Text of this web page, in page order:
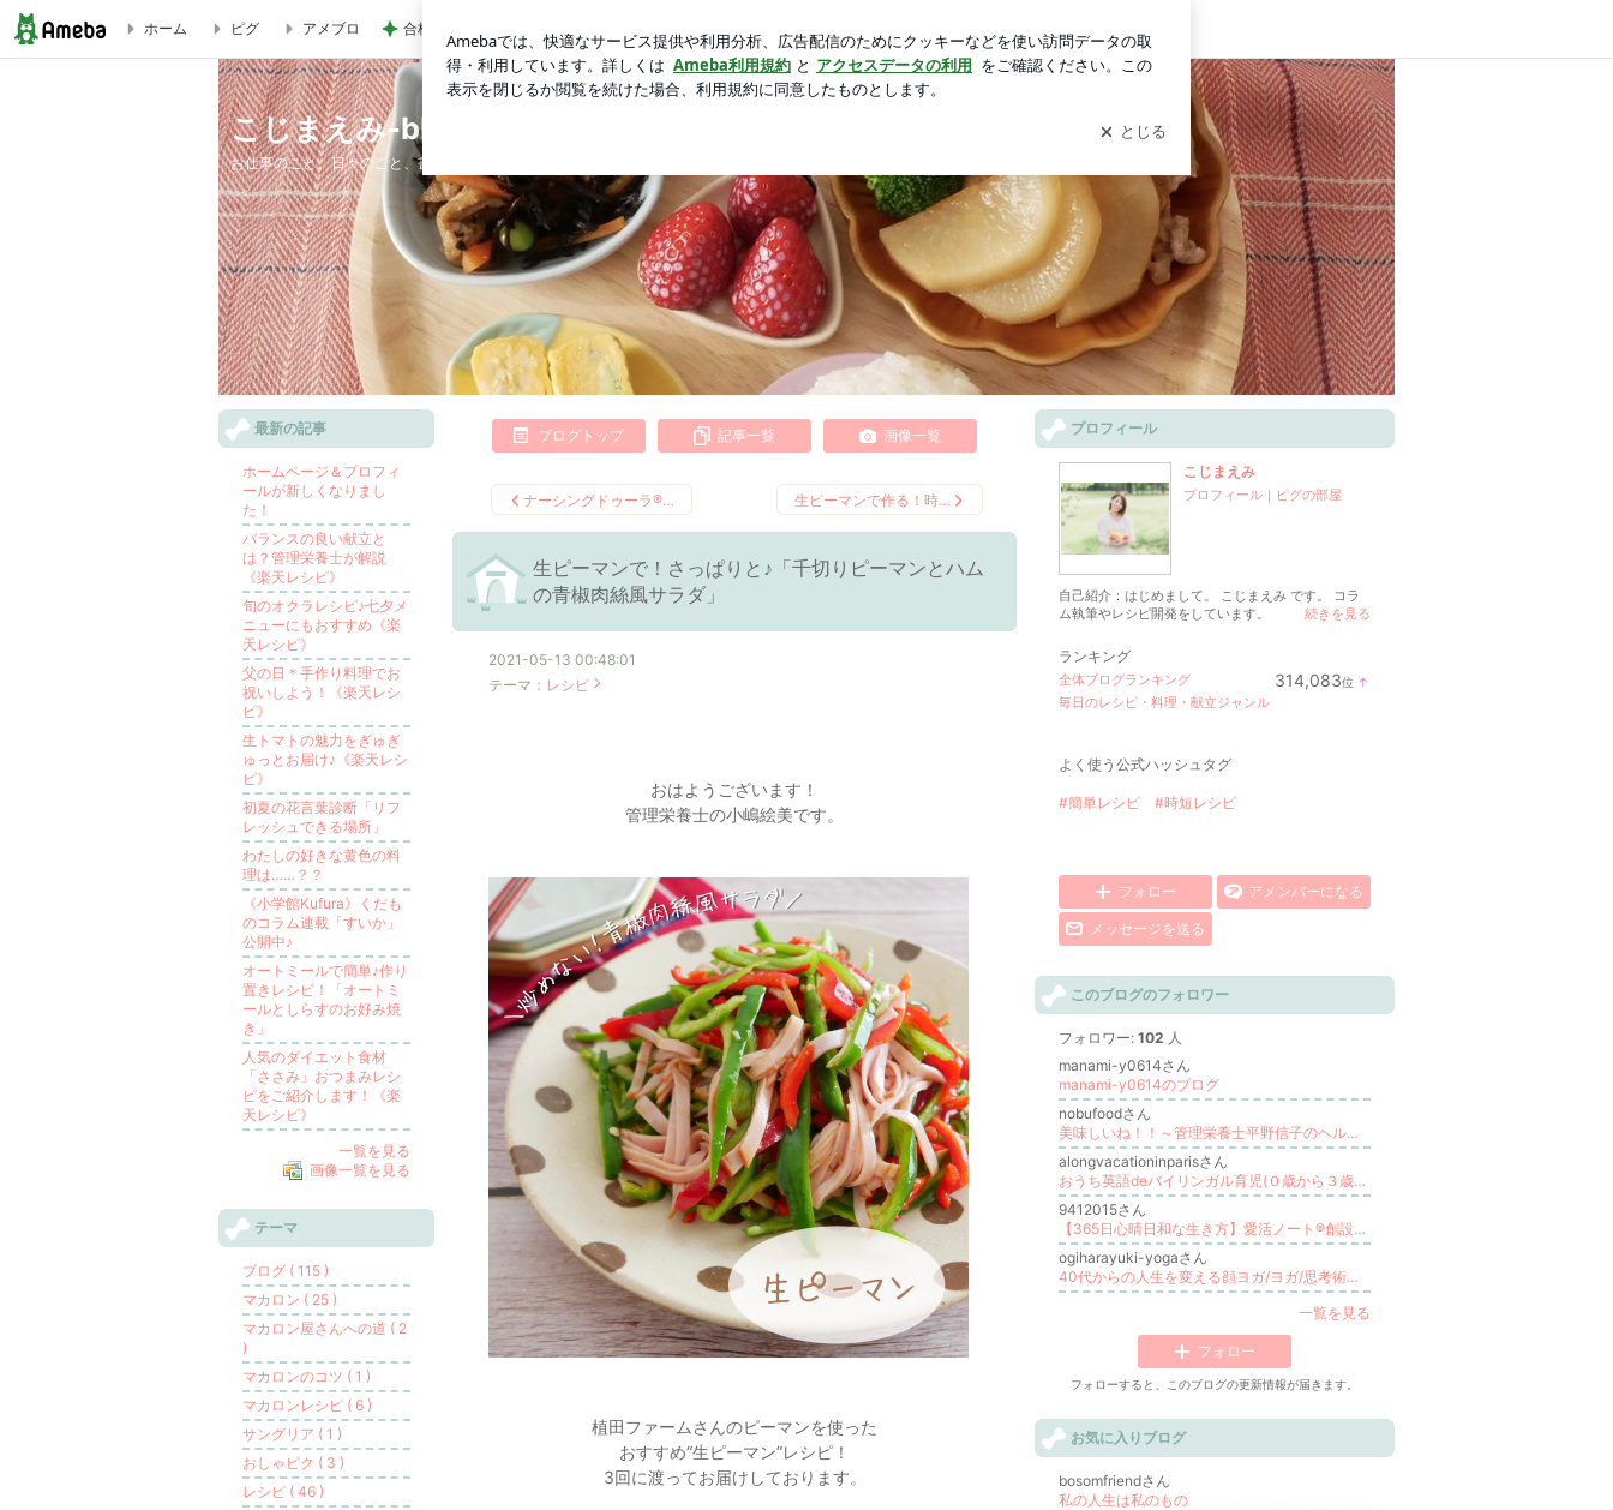
生ピーマンで！さっぱりと♪「千切りピーマンとハムの青椒肉絲風サラダ」 | こじまえみ-blog-
ホーム ピグ アメブロ 合格発表で増えた一つの国家資格 ログイン
こじまえみ-blog-
お仕事のこと、日々のこと、書いてます。
ブログトップ 記事一覧 画像一覧
ナーシングドゥーラ®… 生ピーマンで作る！時…
生ピーマンで！さっぱりと♪「千切りピーマンとハム
の青椒肉絲風サラダ」
2021-05-13 00:48:01
テーマ： レシピ
おはようございます！
管理栄養士の小嶋絵美です。
植田ファームさんのピーマンを使った
おすすめ“生ピーマン”レシピ！
3回に渡ってお届けしております。
プロフィール
こじまえみ
プロフィール ｜ ピグの部屋
自己紹介：はじめまして。 こじまえみ です。 コラ
ム執筆やレシピ開発をしています。
続きを見る
ランキング
全体ブログランキング 314,083位 ↑
毎日のレシピ・料理・献立ジャンル
よく使う公式ハッシュタグ
#簡単レシピ #時短レシピ
フォロー アメンバーになる
メッセージを送る
このブログのフォロワー
フォロワー: 102 人
manami-y0614さん
manami-y0614のブログ
nobufoodさん
美味しいね！！～管理栄養士平野信子のヘルシーレシピ帖～
alongvacationinparisさん
おうち英語deバイリンガル育児(０歳から３歳専門)Mari
9412015さん
【365日心晴日和な生き方】愛活ノート®︎創設者 立花れいこ
ogiharayuki-yogaさん
40代からの人生を変える顔ヨガ/ヨガ/思考術 荻原由紀（おゆき）＊オンライン／東京
一覧を見る
フォロー
フォローすると、このブログの更新情報が届きます。
お気に入りブログ
bosomfriendさん
私の人生は私のもの
最新の記事
ホームページ＆プロフィ
ールが新しくなりまし
た！
バランスの良い献立と
は？管理栄養士が解説
《楽天レシピ》
旬のオクラレシピ♪七夕メ
ニューにもおすすめ《楽
天レシピ》
父の日＊手作り料理でお
祝いしよう！《楽天レシ
ピ》
生トマトの魅力をぎゅぎ
ゅっとお届け♪《楽天レシ
ピ》
初夏の花言葉診断「リフ
レッシュできる場所」
わたしの好きな黄色の料
理は……？？
《小学館Kufura》くだも
のコラム連載「すいか」
公開中♪
オートミールで簡単♪作り
置きレシピ！「オートミ
ールとしらすのお好み焼
き」
人気のダイエット食材
「ささみ」おつまみレシ
ピをご紹介します！《楽
天レシピ》
一覧を見る
画像一覧を見る
テーマ
ブログ ( 115 )
マカロン ( 25 )
マカロン屋さんへの道 ( 2
)
マカロンのコツ ( 1 )
マカロンレシピ ( 6 )
サングリア ( 1 )
おしゃピク ( 3 )
レシピ ( 46 )